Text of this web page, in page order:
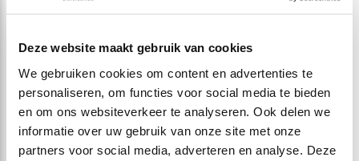
Deze website maakt gebruik van cookies
We gebruiken cookies om content en advertenties te
personaliseren, om functies voor social media te bieden
en om ons websiteverkeer te analyseren. Ook delen we
informatie over uw gebruik van onze site met onze
partners voor social media, adverteren en analyse. Deze